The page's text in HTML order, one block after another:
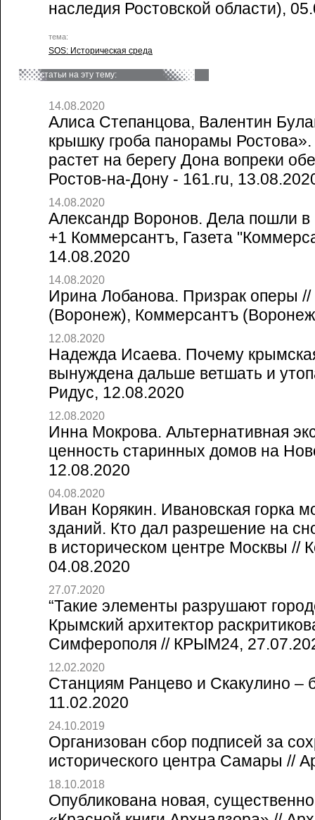
наследия Ростовской области),
тема:
SOS: Историческая среда
статьи на эту тему:
14.08.2020
Алиса Степанцова, Валентин
крышку гроба панорамы
растет на берегу Дона вопреки
Ростов-на-Дону - 161.ru,
14.08.2020
Александр Воронов. Дела пошли в
+1 Коммерсантъ, Газета
14.08.2020
14.08.2020
Ирина Лобанова. Призрак оперы
(Воронеж), Коммерсантъ
12.08.2020
Надежда Исаева. Почему
вынуждена дальше ветшать и
Ридус, 12.08.2020
12.08.2020
Инна Мокрова. Альтернативная
ценность старинных домов на
12.08.2020
04.08.2020
Иван Корякин. Ивановская горка
зданий. Кто дал разрешение на
в историческом центре Москвы //
04.08.2020
27.07.2020
“Такие элементы разрушают
Крымский архитектор
Симферополя // КРЫМ24,
12.02.2020
Станциям Ранцево и Скакулино –
11.02.2020
24.10.2019
Организован сбор подписей за
исторического центра Самары //
18.10.2018
Опубликована новая,